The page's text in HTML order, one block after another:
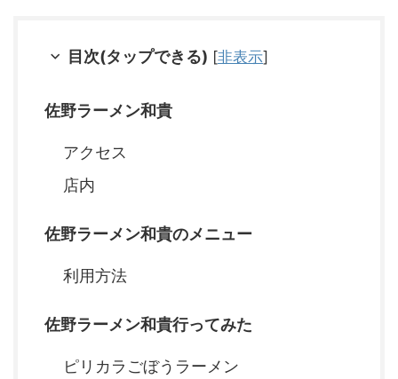
目次(タップできる) [非表示]
佐野ラーメン和貴
アクセス
店内
佐野ラーメン和貴のメニュー
利用方法
佐野ラーメン和貴行ってみた
ピリカラごぼうラーメン